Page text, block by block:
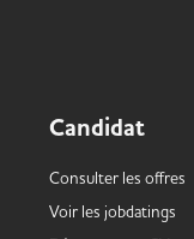
Candidat
Consulter les offres
Voir les jobdatings